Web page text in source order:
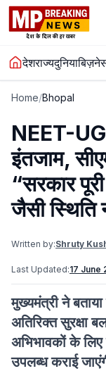
देशराज्यदुनिया
Home/Bhopal
NEET-
इंतजाम,
“सरकार
जैसी स्थिति
Written by:Shruty
Last Updated:17 June
मुख्यमंत्री ने
अतिरिक्त सुरक्षा
अभिभावकों के
उपलब्ध कराई